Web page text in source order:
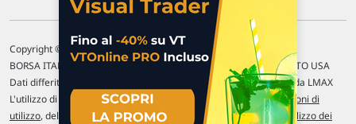
Copyright © 1996-2026 Traderlink Italia s.r.l.
BORSA ITALIANA Quotazioni di borsa differite di 15 min. / MERCATO USA
Dati differiti di 15 min. (fonte Intrinio) / FOREX Quotazioni fornite da LMAX
L'utilizzo di questo sito implica l'accettazione delle nostre Condizioni di
utilizzo, del Disclaimer MAR, dellePolitiche sulla privacye dell' Utilizzo dei